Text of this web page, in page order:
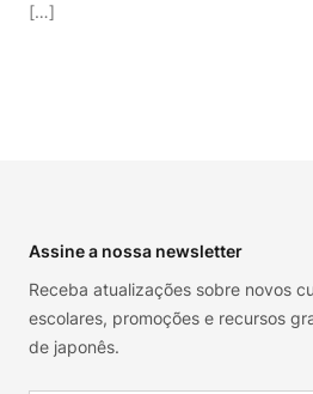
[…]
Assine a nossa newsletter
Receba atualizações sobre novos
escolares, promoções e recursos
de japonês.